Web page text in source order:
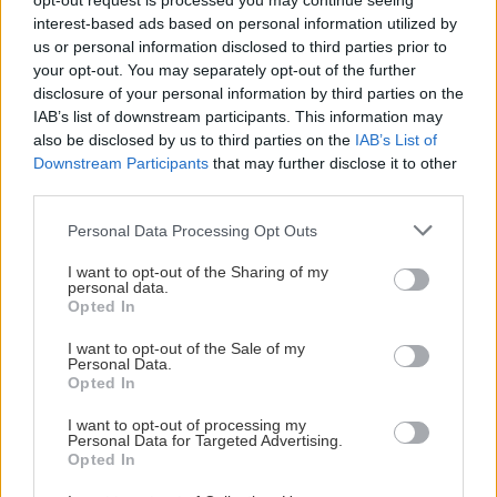
interest-based ads based on personal information utilized by
us or personal information disclosed to third parties prior to
your opt-out. You may separately opt-out of the further
disclosure of your personal information by third parties on the
IAB’s list of downstream participants. This information may
also be disclosed by us to third parties on the IAB’s List of
Downstream Participants that may further disclose it to other
Personal Data Processing Opt Outs
I want to opt-out of the Sharing of my
personal data.
Opted In
I want to opt-out of the Sale of my
Personal Data.
Opted In
I want to opt-out of processing my
Personal Data for Targeted Advertising.
Opted In
– Τι ισχύει για χαρτζιλίκια και δωρεές
08:09
ΕΛΛΑΔΑ
Σαρακήνικο: Παρέμβαση εισαγγελέα μετά την
προσγείωση ελικοπτέρου
08:00
ΓΥΝΑΙΚΑ
ΟΜΟΡΦΙΑ
Πώς θα πετύχετε το σέξι makeup trend
07:30
ΚΟΣΜΟΣ
Στο «τελικό στάδιο» η συμφωνία Ιράν και Ομάν
για τα Στενά του Ορμούζ: Οι όροι της
ΠΕΡΙΣΣΟΤΕΡΑ
ΟΙΚΟΝΟΜΙΑ
Χρέη στο Δημόσιο: Αναλυτικός οδηγός
για ρυθμίσεις οφειλών σε 24, 48 και 72
μηνιαίες δόσεις